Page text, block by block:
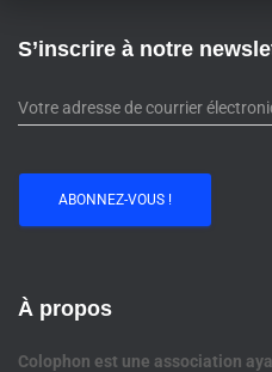
S’inscrire à notre
À propos
Colophon est une association